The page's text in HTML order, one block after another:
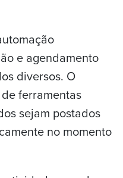
e agendamento
diversos. O
ferramentas
sejam postados
no momento